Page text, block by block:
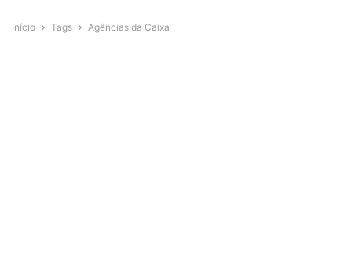
Início Tags Agências da Caixa